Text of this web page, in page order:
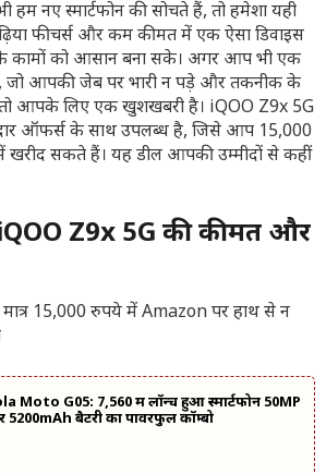
हम नए स्मार्टफोन की सोचते हैं, तो हमेशा यही
फीचर्स और कम कीमत में एक ऐसा डिवाइस
के कामों को आसान बना सके। अगर आप भी एक
जो आपकी जेब पर भारी न पड़े और तकनीक के
आपके लिए एक खुशखबरी है। iQOO Z9x 5G
ऑफर्स के साथ उपलब्ध है, जिसे आप 15,000
सकते हैं। यह डील आपकी उम्मीदों से कहीं
Z9x 5G की कीमत और
Moto G05: 7,560 में लॉन्च हुआ स्मार्टफोन 50MP
बैटरी का पावरफुल कॉम्बो